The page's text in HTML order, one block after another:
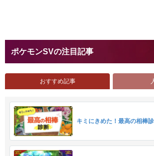
ポケモンSVの注目記事
おすすめ記事
キミにきめた！最高の相棒